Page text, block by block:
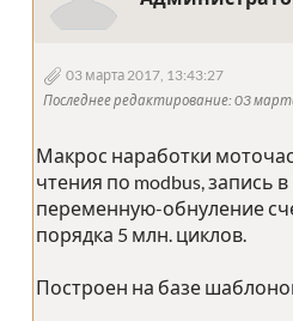
03 марта 2017, 13:43:27
Последнее редактирование: 03
Макрос наработки
чтения по modbus, запись
переменную-обнуление
порядка 5 млн. циклов.
Построен на базе